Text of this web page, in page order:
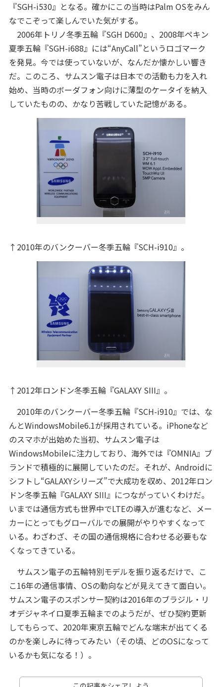
『SGH-i530』となる。確かにこの当時はPalm OSをみん
なでこぞって楽しんでいた気がする。
2006年トリノ冬季五輪『SGH D600』、2008年ペキン
夏季五輪『SGH-i688』には“AnyCall”というロゴマーク
を発見。今では使っていないが、なんだか懐かしい響き
だ。このころ、サムスン電子は日本での活動も力を入れ
始め、当時のボーダフォン向けに薄型のケータイを納入
していたものの、かなり苦戦していた記憶がある。
↑2010年のバンクーバー冬季五輪『SCH-i910』。
↑2012年ロンドン冬季五輪『GALAXY SIII』。
2010年のバンクーバー冬季五輪『SCH-i910』では、な
んとWindowsMobile6.1が採用されている。iPhoneなど
のスマホが出始めた当初、サムスン電子は
WindowsMobileに注力しており、海外では『OMNIA』ブ
ランドで積極的に展開していたのだ。それが、Androidに
シフトし“GALAXYシリーズ”で大成功を収め、2012年ロン
ドン冬季五輪『GALAXY SIII』につながっていくわけだ。
いまでは通信方式も世界中でLTEの導入が進むなど、メー
カーにとってもグローバルでの展開がやりやすくなって
いる。わざわざ、その国の通信規格に合わせる必要もな
くなってきている。
サムスン電子の五輪特別モデルを振り返るだけで、こ
こ16年の通信事情、OSの動向などが見えてきて面白い。
サムスン電子のスポンサー契約は2016年のブラジル・リ
オデジャネイロ夏季五輪までのようだが、ぜひ契約更新
してもらって、2020年東京五輪でどんな端末が出てくる
のかを楽しみに待ってみたい（その頃、どのOSになって
いるかも気になる！）。